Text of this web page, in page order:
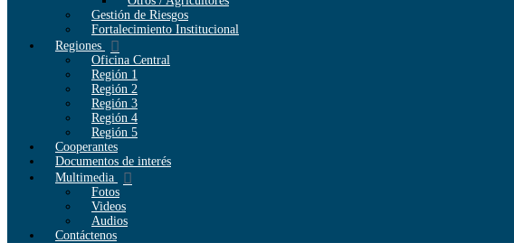
Gestión de Riesgos
Fortalecimiento Institucional
Regiones
Oficina Central
Región 1
Región 2
Región 3
Región 4
Región 5
Cooperantes
Documentos de interés
Multimedia
Fotos
Videos
Audios
Contáctenos